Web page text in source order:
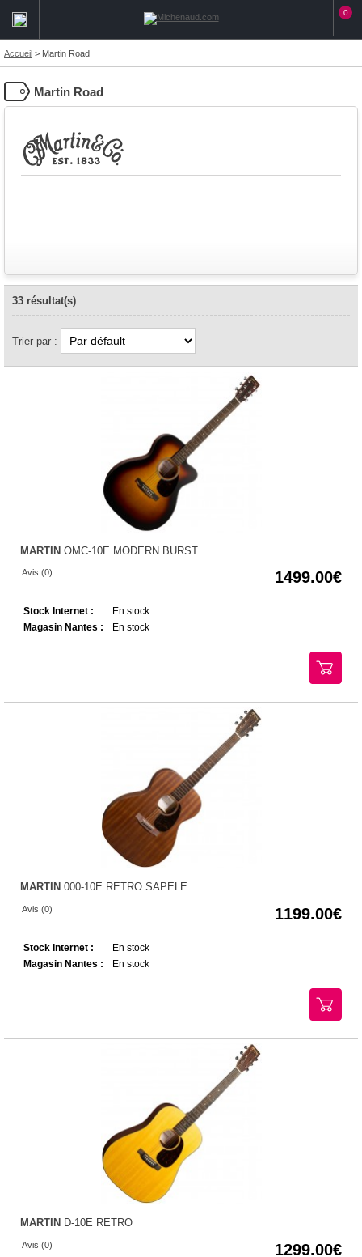
0
Accueil > Martin Road
Martin Road
33 résultat(s)
Trier par :
MARTIN OMC-10E MODERN BURST
Avis (0) 1499.00
Stock Internet :
En stock
Magasin Nantes :
En stock
MARTIN 000-10E RETRO SAPELE
Avis (0) 1199.00
Stock Internet :
En stock
Magasin Nantes :
En stock
MARTIN D-10E RETRO
Avis (0) 1299.00